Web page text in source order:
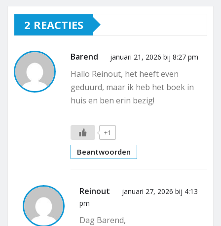
2 REACTIES
Barend januari 21, 2026 bij 8:27 pm
Hallo Reinout, het heeft even
geduurd, maar ik heb het boek in
huis en ben erin bezig!
+1
Beantwoorden
Reinout
januari 27, 2026 bij 4:13
pm
Dag Barend,